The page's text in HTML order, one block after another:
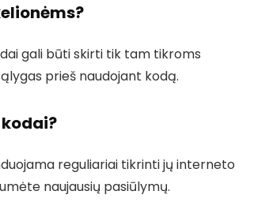
gali būti skirti tik tam tikroms
prieš naudojant kodą.
reguliariai tikrinti jų interneto
naujausių pasiūlymų.